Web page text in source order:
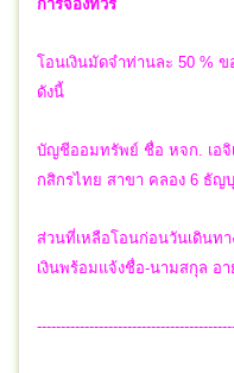
การจองทัวร์
โอนเงินมัดจำท่านละ 50 %
ดังนี้
บัญชีออมทรัพย์ ชื่อ หจก. เอจิ
กสิกรไทย สาขา คลอง 6 ธัญ
ส่วนที่เหลือโอนก่อนวันเดินท
เงินพร้อมแจ้งชื่อ-นามสกุล อ